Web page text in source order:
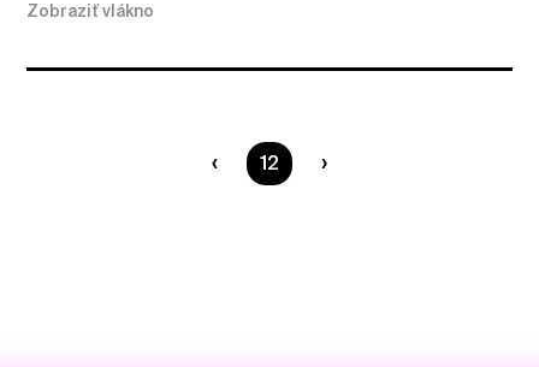
Zobraziť vlákno
Ste na strane
12